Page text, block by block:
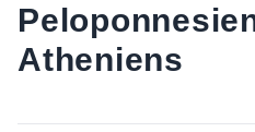
Atheniens